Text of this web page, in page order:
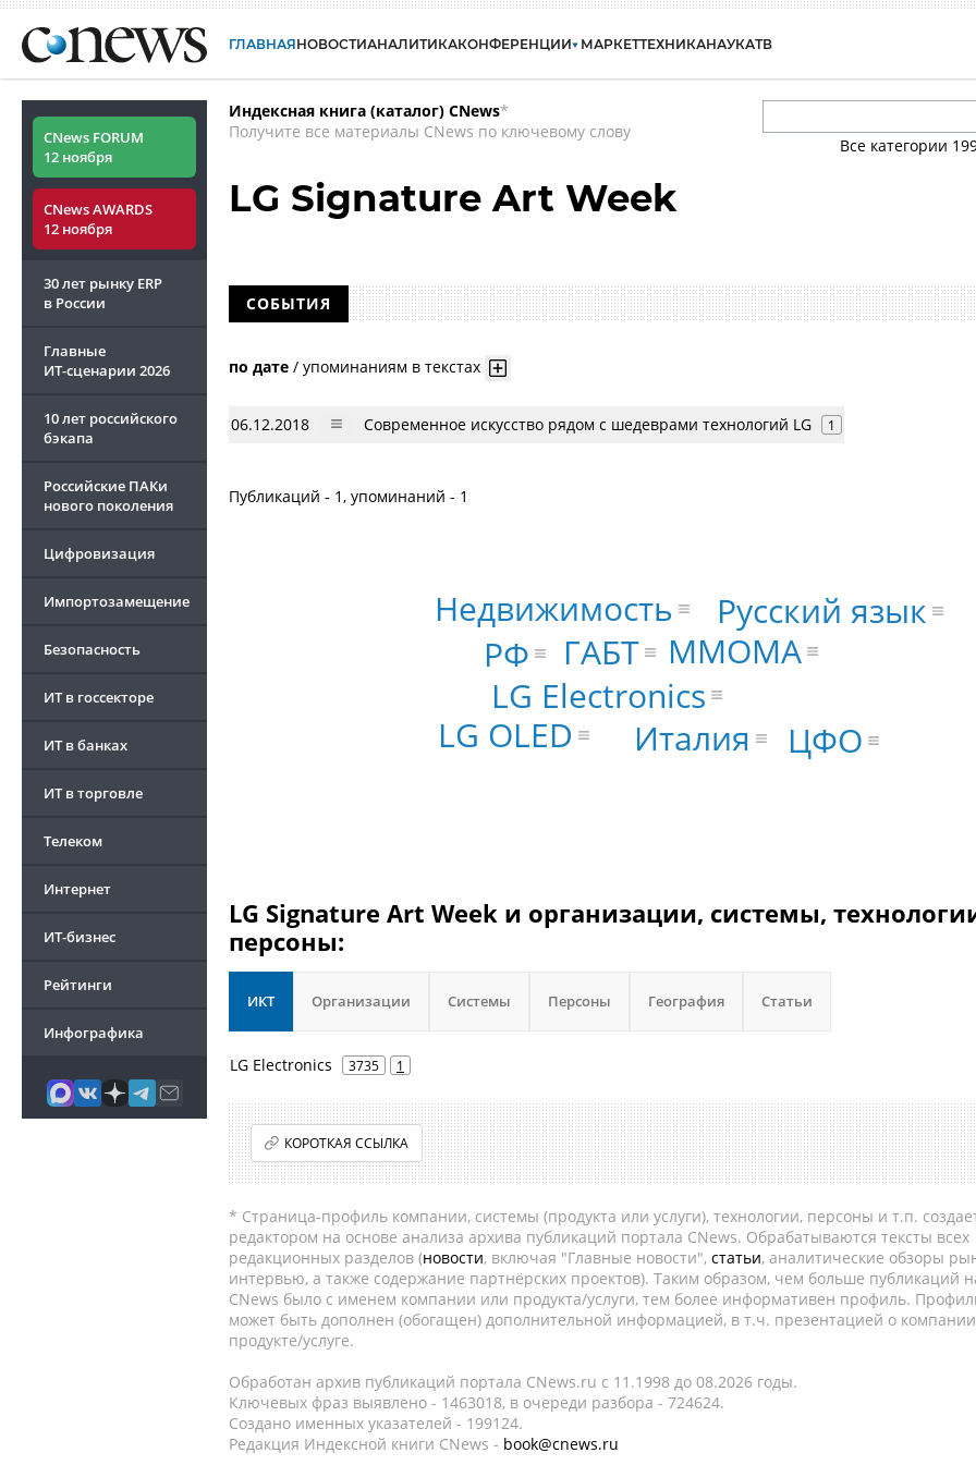
ГЛАВНАЯНОВОСТИАНАЛИТИКАКОНФЕРЕНЦИИ МАРКЕТТЕХНИКАНАУКАТВ
CNews FORUM
12 ноября
CNews AWARDS
12 ноября
30 лет рынку ERP
в России
Главные
ИТ-сценарии 2026
10 лет российского
бэкапа
Российские ПАКи
нового поколения
Цифровизация
Импортозамещение
Безопасность
ИТ в госсекторе
ИТ в банках
ИТ в торговле
Телеком
Интернет
ИТ-бизнес
Рейтинги
Инфографика
Индексная книга (каталог) CNews*
Получите все материалы CNews по ключевому слову
Все категории
LG Signature Art Week
СОБЫТИЯ
по дате / упоминаниям в текстах
06.12.2018 Современное искусство рядом с шедеврами технологий LG 1
Публикаций - 1, упоминаний - 1
LG Electronics
MMOMA
ГАБТ
LG OLED
РФ
Италия
ЦФО
Русский язык
Недвижимость
LG Signature Art Week и организации, системы,
персоны:
ИКТ Организации Системы Персоны География Статьи
LG Electronics 3735 1
КОРОТКАЯ ССЫЛКА
* Страница-профиль компании, системы (продукта или услуги), технологии, персоны и т.п.
редактором на основе анализа архива публикаций портала CNews. Обрабатываются тексты всех
редакционных разделов (новости, включая "Главные новости", статьи, аналитические обзоры
интервью, а также содержание партнёрских проектов). Таким образом, чем больше публикаций
CNews было с именем компании или продукта/услуги, тем более информативен профиль.
может быть дополнен (обогащен) дополнительной информацией, в т.ч. презентацией о
продукте/услуге.
Обработан архив публикаций портала CNews.ru c 11.1998 до 08.2026 годы.
Ключевых фраз выявлено - 1463018, в очереди разбора - 724624.
Создано именных указателей - 199124.
Редакция Индексной книги CNews - book@cnews.ru